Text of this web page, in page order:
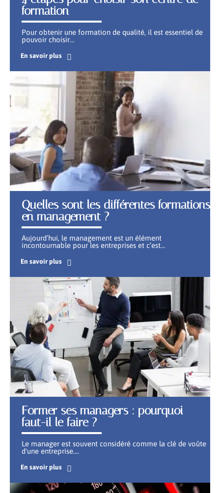
formation
Pour obtenir une formation de qualité, il est essentiel de
pouvoir choisir…
En savoir plus
Quelles sont les différentes formations
en management ?
Aujourd’hui, le management est un élément
incontournable pour les entreprises et c’est…
En savoir plus
Former ses managers : pourquoi
faut-il le faire ?
Le manager est souvent considéré comme la clé de voûte
d'une entreprise.…
En savoir plus